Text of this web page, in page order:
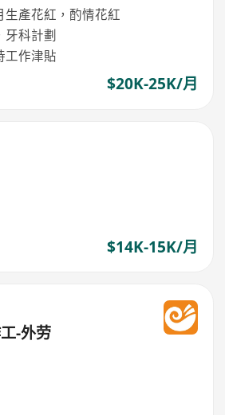
生產花紅，酌情花紅
牙科計劃
工作津貼
$20K-25K/月
$14K-15K/月
-外劳